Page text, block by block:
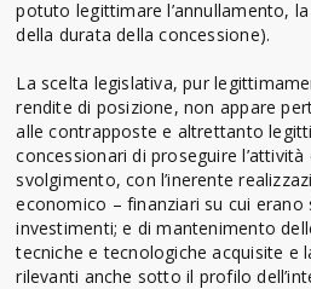
potuto legittimare l’annullamento,
della durata della concessione).
La scelta legislativa, pur
rendite di posizione, non appare
alle contrapposte e altrettanto
concessionari di proseguire
svolgimento, con l’inerente
economico – finanziari su cui
investimenti; e di mantenimento
tecniche e tecnologiche acquisite e
rilevanti anche sotto il profilo